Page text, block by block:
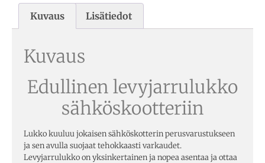
Kuvaus Lisätiedot
Kuvaus
Edullinen levyjarrulukko
sähköskootteriin
Lukko kuuluu jokaisen sähköskotterin perusvarustukseen
ja sen avulla suojaat tehokkaasti varkaudet.
Levyjarrulukko on yksinkertainen ja nopea asentaa ja ottaa